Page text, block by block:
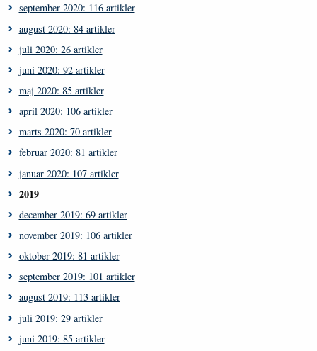
september 2020: 116 artikler
august 2020: 84 artikler
juli 2020: 26 artikler
juni 2020: 92 artikler
maj 2020: 85 artikler
april 2020: 106 artikler
marts 2020: 70 artikler
februar 2020: 81 artikler
januar 2020: 107 artikler
2019
december 2019: 69 artikler
november 2019: 106 artikler
oktober 2019: 81 artikler
september 2019: 101 artikler
august 2019: 113 artikler
juli 2019: 29 artikler
juni 2019: 85 artikler